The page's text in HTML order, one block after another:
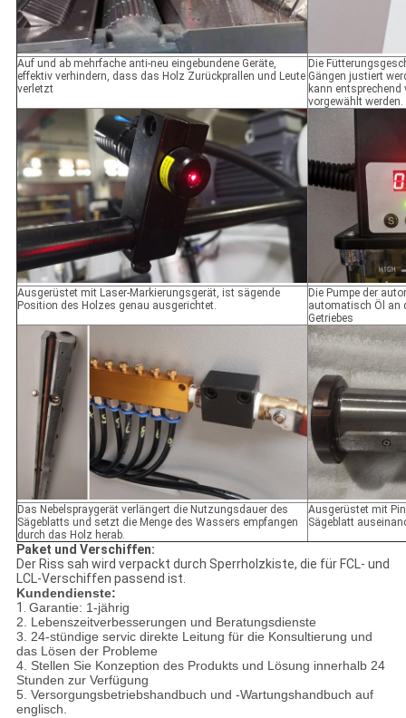
Auf und ab mehrfache anti-neu eingebundene Geräte,
effektiv verhindern, dass das Holz Zurückprallen und Leute
verletzt
Die
Gängen justiert
kann
vorgewählt werden.
Ausgerüstet mit Laser-Markierungsgerät, ist sägende
Position des Holzes genau ausgerichtet.
Die Pumpe der
automatisch Öl an
Getriebes
Das Nebelspraygerät verlängert die Nutzungsdauer des
Sägeblatts und setzt die Menge des Wassers empfangen
durch das Holz herab.
Ausgerüstet mit
Sägeblatt
Paket und Verschiffen:
Der Riss sah wird verpackt durch Sperrholzkiste, die für FCL- und
LCL-Verschiffen passend ist.
Kundendienste:
1. Garantie: 1-jährig
2. Lebenszeitverbesserungen und Beratungsdienste
3. 24-stündige servic direkte Leitung für die Konsultierung und
das Lösen der Probleme
4. Stellen Sie Konzeption des Produkts und Lösung innerhalb 24
Stunden zur Verfügung
5. Versorgungsbetriebshandbuch und -Wartungshandbuch auf
englisch.